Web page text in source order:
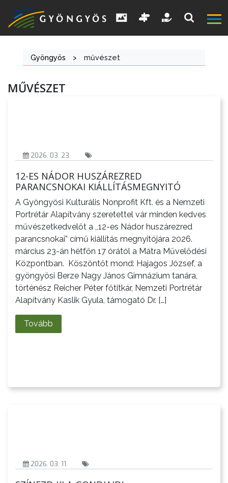
KIEMELT
LÁTVÁNYOSSÁGOK
GYÖNGYÖS
VÁROS
ÉRTÉKTÁRA
VÁROSUNKRÓL
LAKOSSÁGI
INFORMÁCIÓK
HASZNOS
A
Gyöngyös > művészet
MŰVÉSZET
2026. 03. 23.
12-ES NÁDOR HUSZÁREZRED
PARANCSNOKAI KIÁLLÍTÁSMEGNYITÓ
A Gyöngyösi Kulturális Nonprofit Kft. és a Nemzeti
Portrétár Alapítvány szeretettel vár minden kedves
művészetkedvelőt a ,,12-es Nádor huszárezred
parancsnokai” című kiállítás megnyitójára 2026.
március 23-án hétfőn 17 órától a Mátra Művelődési
Központban. Köszöntőt mond: Hajagos József, a
gyöngyösi Berze Nagy János Gimnázium tanára,
történész Reicher Péter főtitkár, Nemzeti Portrétár
Alapítvány Kaslik Gyula, támogató Dr. […]
Tovább
2026. 03. 11.